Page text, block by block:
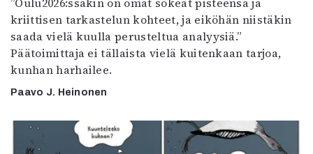
kriittisen tarkastelun kohteet, ja eiköhän niistäkin
saada vielä kuulla perusteltua analyysiä.”
Päätoimittaja ei tällaista vielä kuitenkaan tarjoa,
kunhan harhailee.
Paavo J. Heinonen